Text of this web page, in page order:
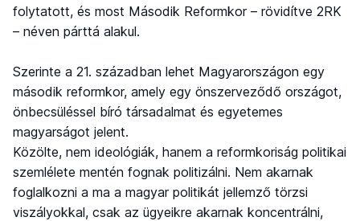
folytatott, és most Második Reformkor – rövidítve 2RK
– néven párttá alakul.
Szerinte a 21. században lehet Magyarországon egy
második reformkor, amely egy önszerveződő országot,
önbecsüléssel bíró társadalmat és egyetemes
magyarságot jelent.
Közölte, nem ideológiák, hanem a reformkoriság politikai
szemlélete mentén fognak politizálni. Nem akarnak
foglalkozni a ma a magyar politikát jellemző törzsi
viszályokkal, csak az ügyeikre akarnak koncentrálni,